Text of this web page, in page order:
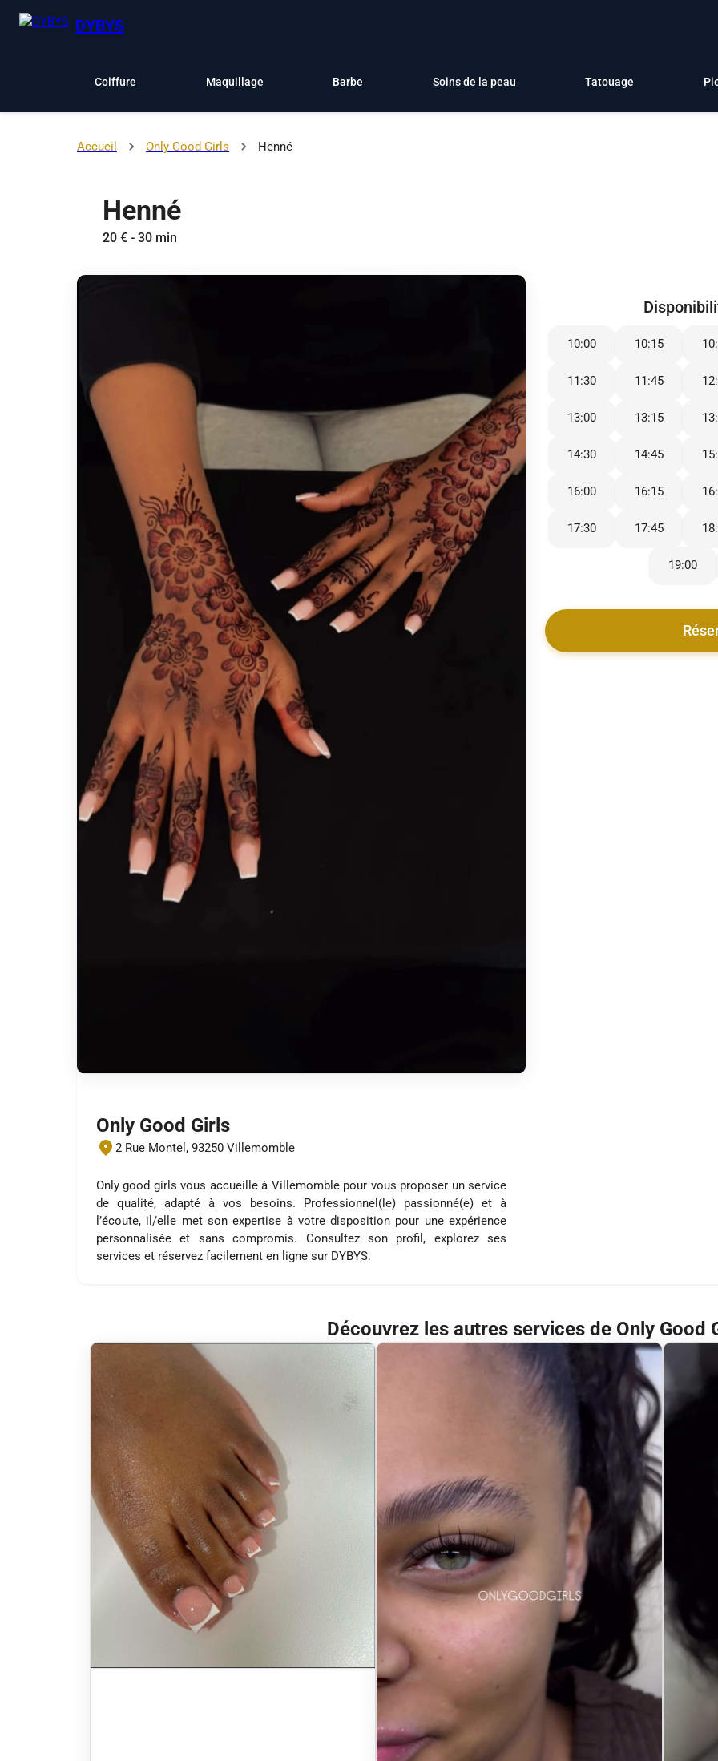
DYBYS
Coiffure Maquillage Barbe Soins de la peau Tatouage
Accueil Only Good Girls Henné
Henné
20 € - 30 min
Only Good Girls
2 Rue Montel, 93250 Villemomble
Only good girls vous accueille à Villemomble pour vous proposer un service
de qualité, adapté à vos besoins. Professionnel(le) passionné(e) et à
l’écoute, il/elle met son expertise à votre disposition pour une expérience
personnalisée et sans compromis. Consultez son profil, explorez ses
services et réservez facilement en ligne sur DYBYS.
10:00 10:15
11:30 11:45
13:00 13:15
14:30 14:45
16:00 16:15
17:30 17:45
19:00
Découvrez les autres services de Only Good